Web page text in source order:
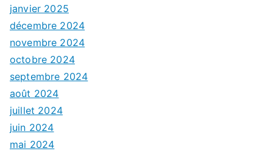
janvier 2025
décembre 2024
novembre 2024
octobre 2024
septembre 2024
août 2024
juillet 2024
juin 2024
mai 2024